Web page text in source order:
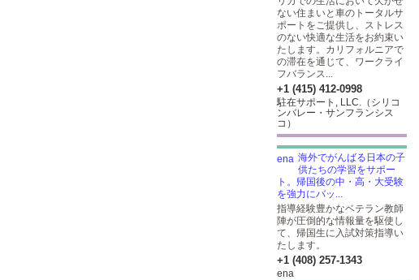
ない住まいと車のトータルサ
ポートをご提供し、ストレス
のない快適な生活をお約束い
たします。カリフォルニアで
の滞在を通じて、ワークライ
フバランス...
+1 (415) 412-0998
駐在サポート, LLC.（シリコ
ンバレー・サンフランシス
コ）
海外でがんばる日本の子
供たちの学習をサポー
ト。帰国後の中・高・大受験
を強力にバッ...
指導経験豊かなベテラン教師
陣が圧倒的な情報量を駆使し
て、帰国生に入試対策指導い
たします。
+1 (408) 257-1343
ena